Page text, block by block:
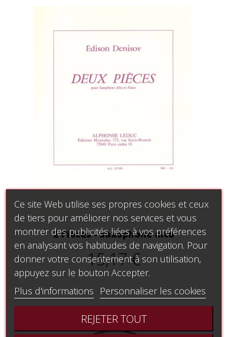
2 Pièces - saxophone alto
15,17 €
Ce site Web utilise ses propres cookies et ceux
de tiers pour améliorer nos services et vous
montrer des publicités liées à vos préférences
en analysant vos habitudes de navigation. Pour
donner votre consentement à son utilisation,
appuyez sur le bouton Accepter.
Plus d'informations
Personnaliser les cookies
REJETER TOUT